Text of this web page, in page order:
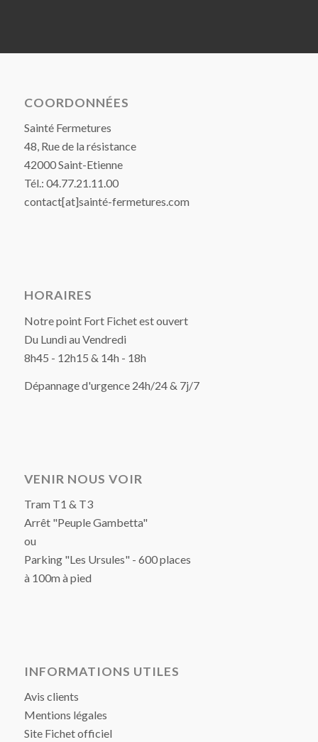
COORDONNÉES
Sainté Fermetures
48, Rue de la résistance
42000 Saint-Etienne
Tél.: 04.77.21.11.00
contact[at]sainté-fermetures.com
HORAIRES
Notre point Fort Fichet est ouvert
Du Lundi au Vendredi
8h45 - 12h15 & 14h - 18h
Dépannage d'urgence 24h/24 & 7j/7
VENIR NOUS VOIR
Tram T1 & T3
Arrêt "Peuple Gambetta"
ou
Parking "Les Ursules" - 600 places
à 100m à pied
INFORMATIONS UTILES
Avis clients
Mentions légales
Site Fichet officiel